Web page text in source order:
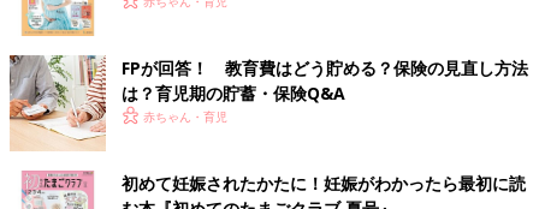
FPが回答！ 教育費はどう貯める？保険の見直し方法
は？育児期の貯蓄・保険Q&A
赤ちゃん・育児
初めて妊娠されたかたに！妊娠がわかったら最初に読